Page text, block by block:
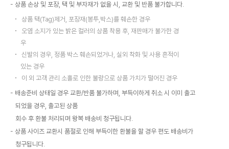
상품 손상 및 포장, 택 및 부자재가 없을 시, 교환 및 반품 불가합니다.
상품 택(Tag)제거, 포장재(봉투,박스)를 훼손한 경우
오염 소지가 있는 밝은 컬러의 상품 착용 후, 재판매가 불가한 경
우
신발의 경우, 정품 박스 훼손되었거나, 실외 착화 및 사용 흔적이
있는 경우
이 외 고객 관리 소홀로 인한 불량으로 상품 가치가 떨어진 경우
배송준비 상태일 경우 교환/반품 불가하며, 부득이하게 취소 시 이미 출고
되었을 경우, 출고된 상품
회수 후 환불 처리되며 왕복 배송비 청구됩니다.
상품 사이즈 교환시 품절로 인해 부득이한 환불을 할 경우 편도 배송비가
청구됩니다.